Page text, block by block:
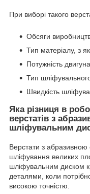
При виборі такого
Обсяги
Тип матеріалу, з
Потужність двигуна
Тип
Швидкість
Яка різниця в
верстатів з
шліфувальним
Верстати з абразивною
шліфування великих
шліфувальним диском
деталями, коли
високою точністю.